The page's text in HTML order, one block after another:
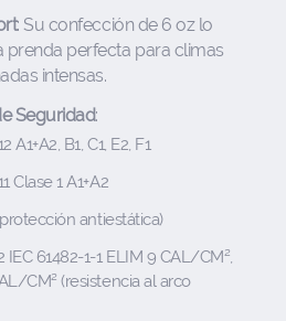
: Su confección de 6 oz lo
prenda perfecta para climas
intensas.
Seguridad:
A1+A2, B1, C1, E2, F1
Clase 1 A1+A2
antiestática)
IEC 61482-1-1 ELIM 9 CAL/CM²,
CM² (resistencia al arco